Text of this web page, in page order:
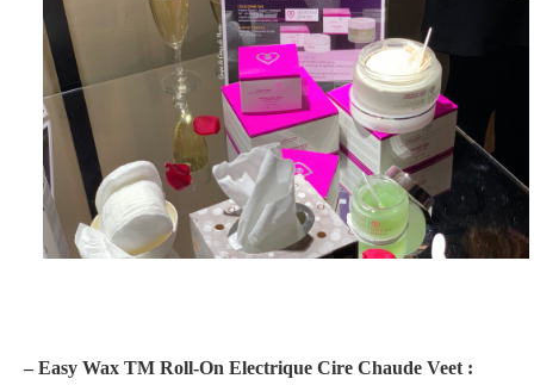
– Easy Wax TM Roll-On Electrique Cire Chaude Veet :